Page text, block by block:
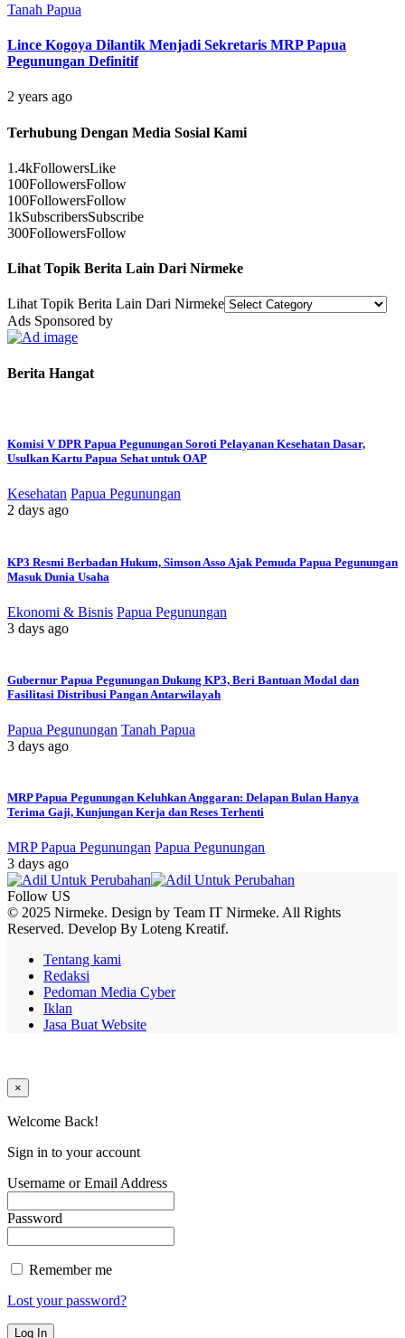
Tanah Papua
Lince Kogoya Dilantik Menjadi Sekretaris MRP Papua
Pegunungan Definitif
2 years ago
Terhubung Dengan Media Sosial Kami
1.4kFollowersLike
100FollowersFollow
100FollowersFollow
1kSubscribersSubscribe
300FollowersFollow
Lihat Topik Berita Lain Dari Nirmeke
Lihat Topik Berita Lain Dari Nirmeke
Ads Sponsored by
Berita Hangat
Komisi V DPR Papua Pegunungan Soroti Pelayanan Kesehatan Dasar,
Usulkan Kartu Papua Sehat untuk OAP
Kesehatan Papua Pegunungan
2 days ago
KP3 Resmi Berbadan Hukum, Simson Asso Ajak Pemuda Papua Pegunungan
Masuk Dunia Usaha
Ekonomi & Bisnis Papua Pegunungan
3 days ago
Gubernur Papua Pegunungan Dukung KP3, Beri Bantuan Modal dan
Fasilitasi Distribusi Pangan Antarwilayah
Papua Pegunungan Tanah Papua
3 days ago
MRP Papua Pegunungan Keluhkan Anggaran: Delapan Bulan Hanya
Terima Gaji, Kunjungan Kerja dan Reses Terhenti
MRP Papua Pegunungan Papua Pegunungan
3 days ago
Follow US
© 2025 Nirmeke. Design by Team IT Nirmeke. All Rights
Reserved. Develop By Loteng Kreatif.
Tentang kami
Redaksi
Pedoman Media Cyber
Iklan
Jasa Buat Website
×
Welcome Back!
Sign in to your account
Username or Email Address
Password
Remember me
Lost your password?